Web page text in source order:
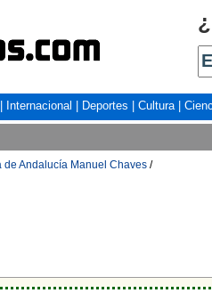
Internacional Deportes Cultura|
de Andalucía Manuel Chaves /